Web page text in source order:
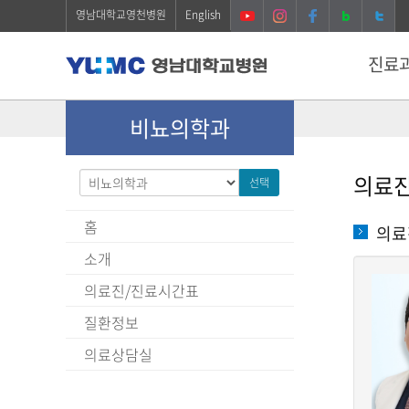
영남대학교영천병원 English
진료
비뇨의학과
선택
홈
소개
의료진/진료시간표
질환정보
의료상담실
의료
의